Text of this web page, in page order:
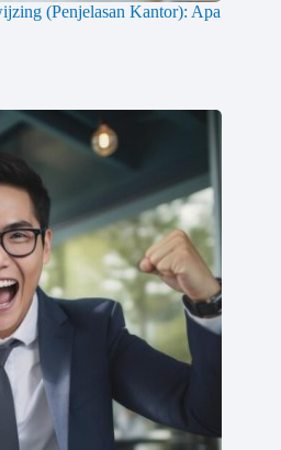
(Penjelasan Kantor): Apa